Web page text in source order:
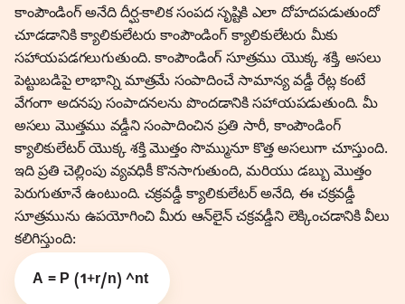
కాంపౌండింగ్ అనేది దీర్ఘ-కాలిక సంపద సృష్టికి ఎలా దోహదపడుతుందో
చూడడానికి క్యాలికులేటరు కాంపౌండింగ్ క్యాలికులేటరు మీకు
సహాయపడగలుగుతుంది. కాంపౌండింగ్ సూత్రము యొక్క శక్తి, అసలు
పెట్టుబడిపై లాభాన్ని మాత్రమే సంపాదించే సామాన్య వడ్డీ రేట్ల కంటే
వేగంగా అదనపు సంపాదనలను పొందడానికి సహాయపడుతుంది. మీ
అసలు మొత్తము వడ్డీని సంపాదించిన ప్రతి సారీ, కాంపౌండింగ్
క్యాలికులేటర్ యొక్క శక్తి మొత్తం సొమ్మునూ కొత్త అసలుగా చూస్తుంది.
ఇది ప్రతి చెల్లింపు వ్యవధికీ కొనసాగుతుంది, మరియు డబ్బు మొత్తం
పెరుగుతూనే ఉంటుంది. చక్రవడ్డీ క్యాలికులేటర్ అనేది, ఈ చక్రవడ్డీ
సూత్రమును ఉపయోగించి మీరు ఆన్‌లైన్ చక్రవడ్డీని లెక్కించడానికి వీలు
కలిగిస్తుంది:
A = P (1+r/n) ^nt